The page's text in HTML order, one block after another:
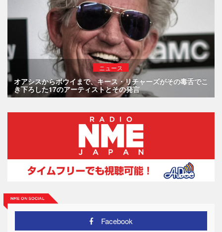
ニュース
オアシスからボウイまで、キース・リチャーズがその毒舌でこ
き下ろした17のアーティストとその発言
Facebook